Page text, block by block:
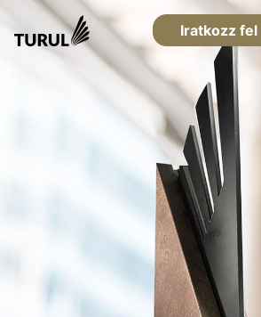
Iratkozz fel